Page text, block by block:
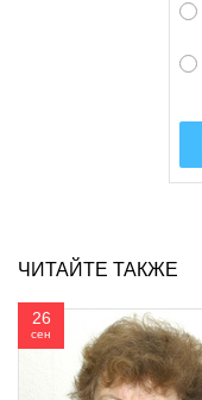
ЧИТАЙТЕ ТАКЖЕ
26
сен